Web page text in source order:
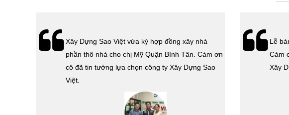
Lễ bàn giao nhà cho gia đình Cô Vân quận 11.
Cám ơn anh Tính đã tin tưởng, lựa chọn công ty
Xây Dựng Sao Việt.
Xây
nhà
tưởng